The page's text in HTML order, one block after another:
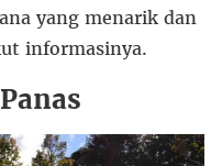
yang menarik dan
informasinya.